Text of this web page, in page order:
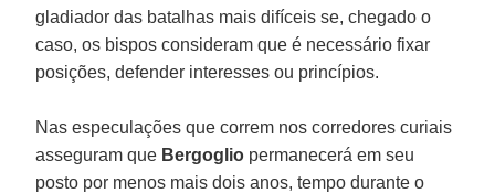
gladiador das batalhas mais difíceis se, chegado o
caso, os bispos consideram que é necessário fixar
posições, defender interesses ou princípios.
Nas especulações que correm nos corredores curiais
asseguram que Bergoglio permanecerá em seu
posto por menos mais dois anos, tempo durante o